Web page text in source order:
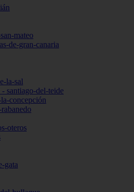
mateo
de-gran-canaria
la-sal
santiago-del-teide
concepción
oteros
gata